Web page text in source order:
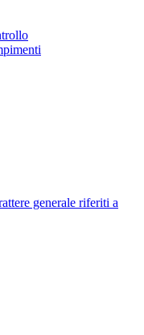
generale riferiti a